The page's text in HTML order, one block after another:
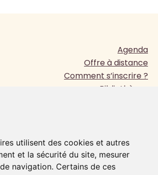
utilisent des cookies et autres
et la sécurité du site, mesurer
navigation. Certains de ces
Agenda
Offre à distance
Comment s’inscrire ?
Bibliothèque
Mentions légales
FAIRE UN DON